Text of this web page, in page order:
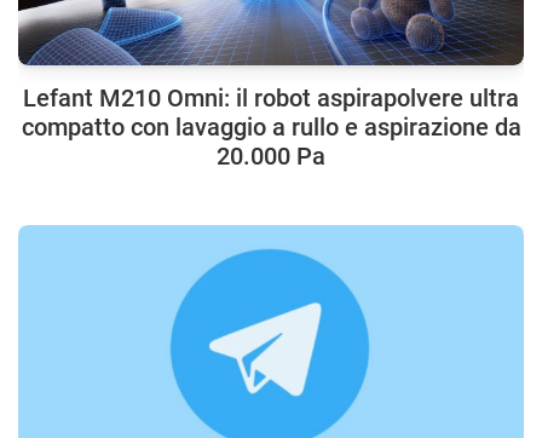
Lefant M210 Omni: il robot aspirapolvere ultra
compatto con lavaggio a rullo e aspirazione da
20.000 Pa